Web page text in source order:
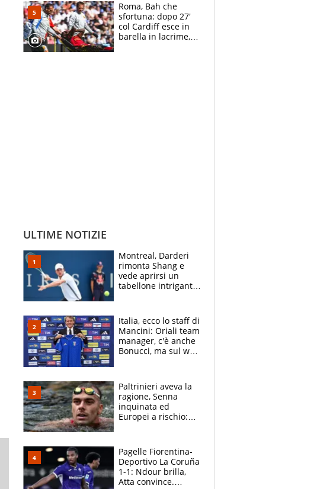
Roma, Bah che
sfortuna: dopo 27'
col Cardiff esce in
barella in lacrime,
ULTIME NOTIZIE
Montreal, Darderi
rimonta Shang e
vede aprirsi un
tabellone intrigante:
felice del mio livello"
Italia, ecco lo staff di
Mancini: Oriali team
manager, c'è anche
Bonucci, ma sul web
Paltrinieri aveva la
ragione, Senna
inquinata ed
Europei a rischio:
adesso
Pagelle Fiorentina-
Deportivo La Coruña
1-1: Ndour brilla,
Atta convince.